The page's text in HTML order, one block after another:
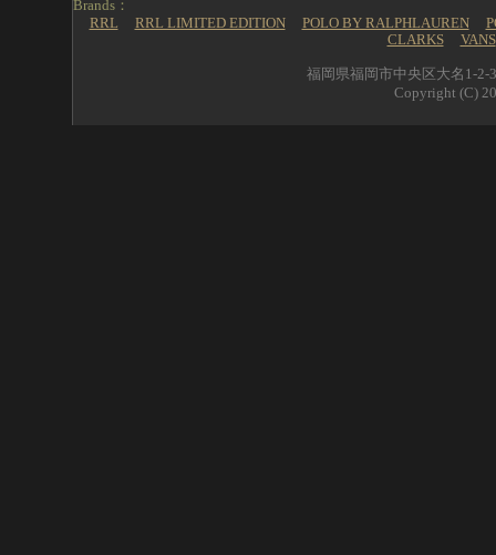
Brands：
RRL
RRL LIMITED EDITION POLO BY RALPHLAUREN
CLARKS
VANS
福岡県福岡市中央区大名1-2-
Copyright (C)